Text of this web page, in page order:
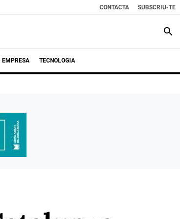
CONTACTA SUBSCRIU-TE
search
EMPRESA TECNOLOGIA